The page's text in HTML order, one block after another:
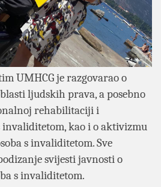
UMHCG je razgovarao o
ljudskih prava, a posebno
rehabilitaciji i
invaliditetom, kao i o aktivizmu
s invaliditetom. Sve
svijesti javnosti o
s invaliditetom.